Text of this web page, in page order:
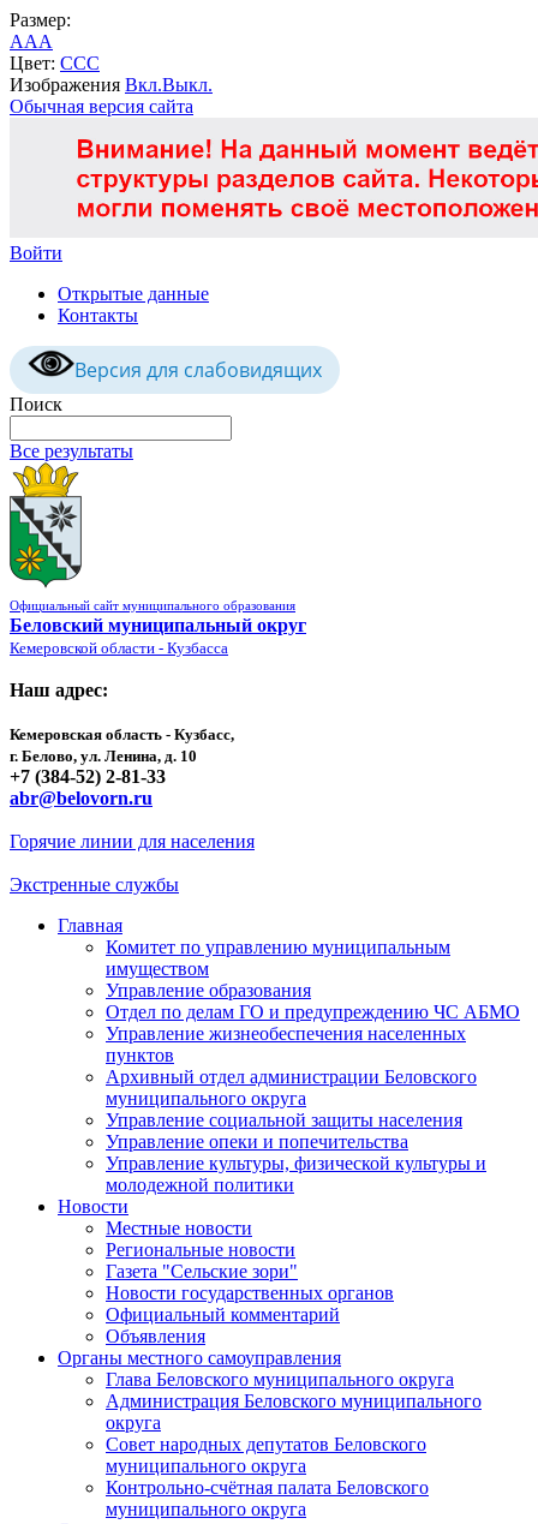
Размер:
AAA
Цвет: CCC
Изображения Вкл.Выкл.
Обычная версия сайта
Войти
Открытые данные
Контакты
Версия для слабовидящих
Поиск
Все результаты
Официальный сайт муниципального образования
Беловский муниципальный округ
Кемеровской области - Кузбасса
Наш адрес:
Кемеровская область - Кузбасс,
г. Белово, ул. Ленина, д. 10
+7 (384-52) 2-81-33
abr@belovorn.ru
Горячие линии для населения
Экстренные службы
Главная
Комитет по управлению муниципальным
имуществом
Управление образования
Отдел по делам ГО и предупреждению ЧС АБМО
Управление жизнеобеспечения населенных
пунктов
Архивный отдел администрации Беловского
муниципального округа
Управление социальной защиты населения
Управление опеки и попечительства
Управление культуры, физической культуры и
молодежной политики
Новости
Местные новости
Региональные новости
Газета "Сельские зори"
Новости государственных органов
Официальный комментарий
Объявления
Органы местного самоуправления
Глава Беловского муниципального округа
Администрация Беловского муниципального
округа
Совет народных депутатов Беловского
муниципального округа
Контрольно-счётная палата Беловского
муниципального округа